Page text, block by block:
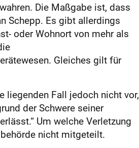
Die Maßgabe ist, dass
Schepp. Es gibt allerdings
oder Wohnort von mehr als
Gleiches gilt für
liegenden Fall jedoch nicht vor,
der Schwere seiner
Um welche Verletzung
nicht mitgeteilt.